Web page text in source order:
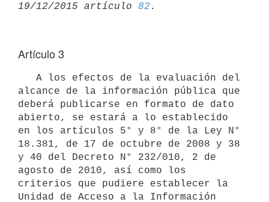
19/12/2015 artículo 82
Artículo 3
alcance de la información pública que
deberá publicarse en formato de dato
abierto, se estará a lo establecido
en los artículos 5° y 8° de la Ley N°
18.381, de 17 de octubre de 2008 y 38
y 40 del Decreto N° 232/010, 2 de
agosto de 2010, así como los
criterios que pudiere establecer la
Unidad de Acceso a la Información